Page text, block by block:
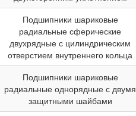
Подшипники шариковые
радиальные сферические
двухрядные с цилиндрическим
отверстием внутреннего кольца
Подшипники шариковые
радиальные однорядные с двумя
защитными шайбами